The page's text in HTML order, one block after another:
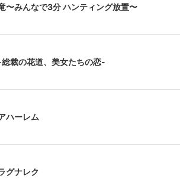
〜みんなで3分 ハンティング放置〜
裁の花道、美女たちの恋-
ハーレム
グナレク